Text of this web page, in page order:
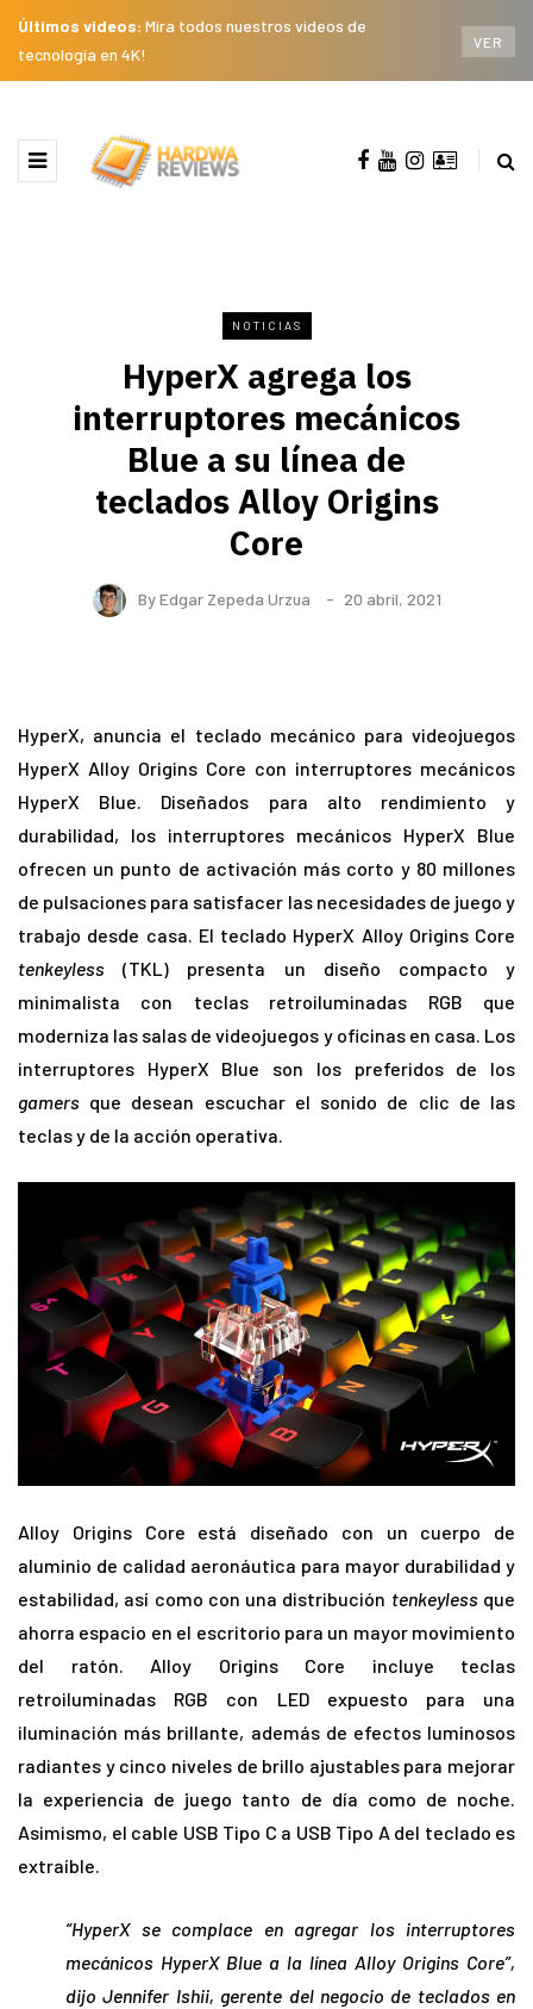
Últimos videos: Mira todos nuestros videos de
tecnología en 4K!
VER
NOTICIAS
HyperX agrega los
interruptores mecánicos
Blue a su línea de
teclados Alloy Origins
Core
ByEdgar Zepeda Urzua 20 abril, 2021
HyperX, anuncia el teclado mecánico para videojuegos
HyperX Alloy Origins Core con interruptores mecánicos
HyperX Blue. Diseñados para alto rendimiento y
durabilidad, los interruptores mecánicos HyperX Blue
ofrecen un punto de activación más corto y 80 millones
de pulsaciones para satisfacer las necesidades de juego y
trabajo desde casa. El teclado HyperX Alloy Origins Core
tenkeyless(TKL) presenta un diseño compacto y
minimalista con teclas retroiluminadas RGB que
moderniza las salas de videojuegos y oficinas en casa. Los
interruptores HyperX Blue son los preferidos de los
gamers que desean escuchar el sonido de clic de las
teclas y de la acción operativa.
Alloy Origins Core está diseñado con un cuerpo de
aluminio de calidad aeronáutica para mayor durabilidad y
estabilidad, así como con una distribución tenkeylessque
ahorra espacio en el escritorio para un mayor movimiento
del ratón. Alloy Origins Core incluye teclas
retroiluminadas RGB con LED expuesto para una
iluminación más brillante, además de efectos luminosos
radiantes y cinco niveles de brillo ajustables para mejorar
la experiencia de juego tanto de día como de noche.
Asimismo, el cable USB Tipo C a USB Tipo A del teclado es
extraíble.
“HyperX se complace en agregar los interruptores
mecánicos HyperX Blue a la línea Alloy Origins Core”,
dijo Jennifer Ishii, gerente del negocio de teclados en